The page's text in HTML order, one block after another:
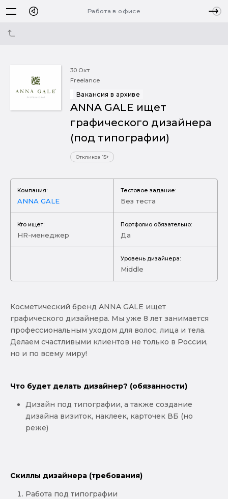
Работа в офисе
30 Окт
Freelance
Вакансия в архиве
ANNA GALE ищет
графического дизайнера
(под типографии)
Откликов 15+
Компания:
ANNA GALE
Тестовое задание:
Без теста
Кто ищет:
HR-менеджер
Портфолио обязательно:
Да
Уровень дизайнера:
Middle
Косметический бренд ANNA GALE ищет
графического дизайнера. Мы уже 8 лет занимается
профессиональным уходом для волос, лица и тела.
Делаем счастливыми клиентов не только в России,
но и по всему миру!
Что будет делать дизайнер? (обязанности)
Дизайн под типографии, а также создание
дизайна визиток, наклеек, карточек ВБ (но
реже)
Скиллы дизайнера (требования)
Работа под типографии